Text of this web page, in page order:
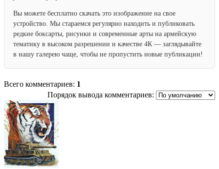
Вы можете бесплатно скачать это изображение на свое
устройство. Мы стараемся регулярно находить и публиковать
редкие боксарты, рисунки и современные арты на армейскую
тематику в высоком разрешении и качестве 4К — заглядывайте
в нашу галерею чаще, чтобы не пропустить новые публикации!
Всего комментариев: 1
Порядок вывода комментариев: